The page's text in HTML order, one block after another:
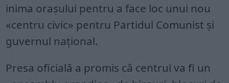
inima orașului pentru a face loc unui nou
«centru civic» pentru Partidul Comunist și
guvernul național.
Presa oficială a promis că centrul va fi un